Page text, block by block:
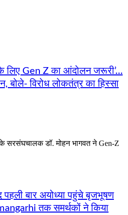
लिए Gen Z का आंदोलन जरूरी’…
बोले- विरोध लोकतंत्र का हिस्सा
सरसंघचालक डॉ. मोहन भागवत ने Gen-Z
पहली बार अयोध्या पहुंचे बृजभूषण
तक समर्थकों ने किया